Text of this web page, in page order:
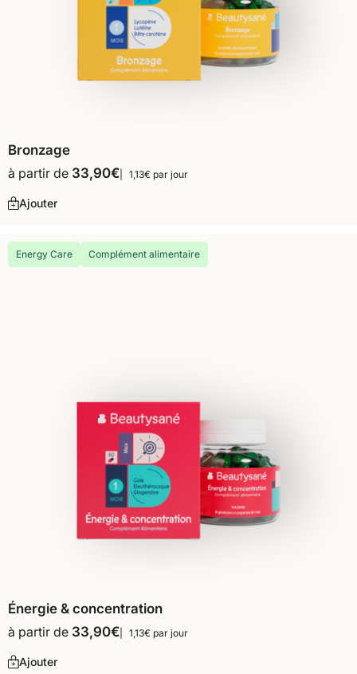
Bronzage
à partir de 33,90€ 1,13€ par jour
Ajouter
Energy Care Complément alimentaire
Énergie & concentration
à partir de 33,90€ 1,13€ par jour
Ajouter